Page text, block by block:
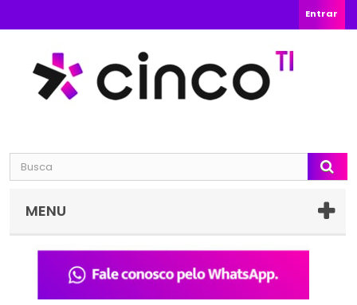
Entrar
MENU